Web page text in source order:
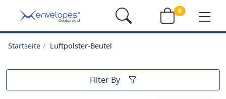
0
Startseite Luftpolster-Beutel
Filter By